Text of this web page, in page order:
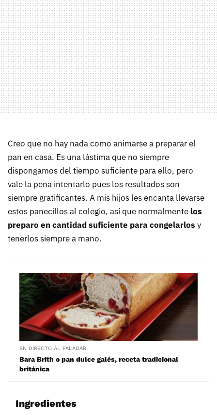
Creo que no hay nada como animarse a preparar el
pan en casa. Es una lástima que no siempre
dispongamos del tiempo suficiente para ello, pero
vale la pena intentarlo pues los resultados son
siempre gratificantes. A mis hijos les encanta llevarse
estos panecillos al colegio, así que normalmente los
preparo en cantidad suficiente para congelarlos y
tenerlos siempre a mano.
EN DIRECTO AL PALADAR
Bara Brith o pan dulce galés, receta tradicional
británica
Ingredientes